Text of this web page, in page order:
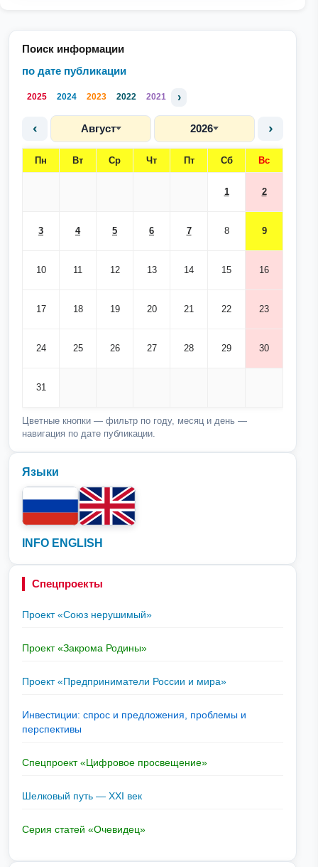
Поиск информации
по дате публикации
2025 2024 2023 2022 2021 ›
‹ Август 2026 ›
Пн Вт Ср Чт Пт Сб Вс
1 2
3 4 5 6 7 8 9
10 11 12 13 14 15 16
17 18 19 20 21 22 23
24 25 26 27 28 29 30
31
Цветные кнопки — фильтр по году, месяц и день —
навигация по дате публикации.
Языки
INFO ENGLISH
Спецпроекты
Проект «Союз нерушимый»
Проект «Закрома Родины»
Проект «Предприниматели России и мира»
Инвестиции: спрос и предложения, проблемы и
перспективы
Спецпроект «Цифровое просвещение»
Шелковый путь — XXI век
Серия статей «Очевидец»